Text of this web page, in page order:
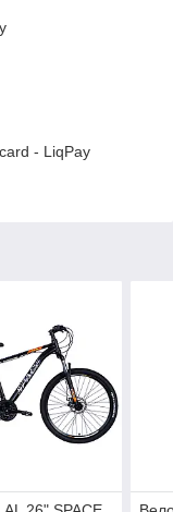
- LiqPay